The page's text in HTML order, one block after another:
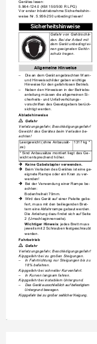
Gerätes lesen:
5.964-124.0 (KM 150/500 R LPG)
Vor erster Inbetriebnahme Sicherheitshin-
weise Nr. 5.956-250 unbedingt lesen!
Sicherheitshinweise
Gefahr von Gehörschä-
den. Bei der Arbeit mit
dem Gerät unbedingt ei-
nen geeigneten Gehör-
schutz tragen.
Allgemeine Hinweise
– Die an dem Gerät angebrachten Warn-
und Hinweisschilder geben wichtige
Hinweise für den gefahrlosen Betrieb.
– Neben den Hinweisen in der Betriebs-
anleitung müssen die allgemeinen Si-
cherheits- und Unfallverhütungs-
vorschriften des Gesetzgebers berück-
sichtigt werden.
Abladehinweise
 Gefahr
Verletzungsgefahr, Beschädigungsgefahr!
Gewicht des Gerätes beim Verladen be-
achten!
Leergewicht (ohne Anbausät- 1317 kg *
ze)
* Sind Anbausätze montiert liegt das Ge-
wicht entsprechend höher.
 Keine Gabelstapler verwenden.
 Beim Verladen des Gerätes ist eine ge-
eignete Rampe oder ein Kran zu ver-
wenden!
 Bei der Verwendung einer Rampe be-
achten:
Bodenfreiheit 70mm.
 Wird das Gerät auf einer Palette gelie-
fert, muss mit den beiliegenden Bret-
tern eine Abfahrrampe gebaut werden.
Die Anleitung dazu findet sich auf Seite
2 (Umschlaginnenseite).
Wichtiger Hinweis: jedes Brett muss
jeweils mit 2 Schrauben festgeschraubt
werden.
Fahrbetrieb
 Gefahr
Verletzungsgefahr, Beschädigungsgefahr!
Kippgefahr bei zu großen Steigungen.
– In Fahrtrichtung nur Steigungen bis zu
18% befahren.
Kippgefahr bei schneller Kurvenfahrt.
– In Kurven langsam fahren.
Kippgefahr bei instabilem Untergrund.
– Das Gerät ausschließlich auf befestigtem
Untergrund bewegen.
Kippgefahr bei zu großer seitlicher Neigung.